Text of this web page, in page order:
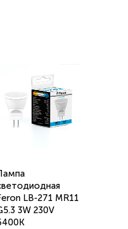
LB-271 MR11
3W 230V